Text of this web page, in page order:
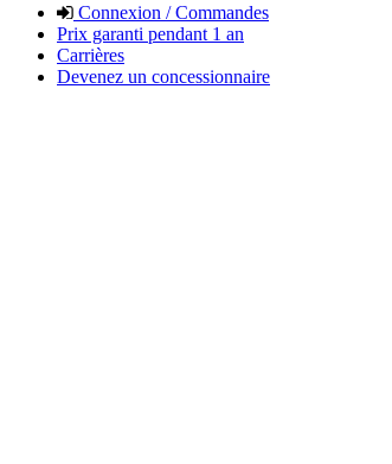
Connexion / Commandes
Prix garanti pendant 1 an
Carrières
Devenez un concessionnaire